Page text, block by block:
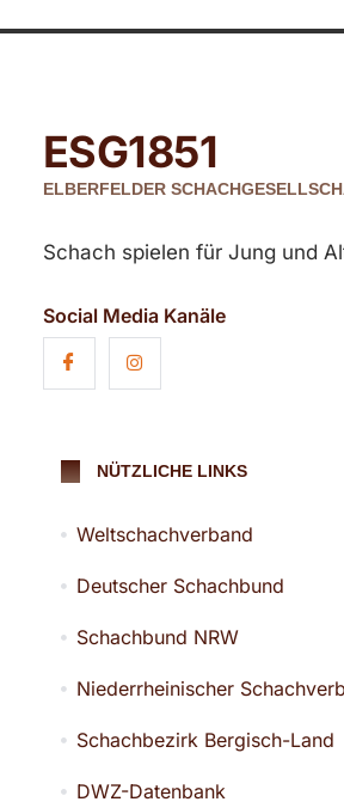
ESG1851
ELBERFELDER
Schach spielen für Jung und
Social Media Kanäle
NÜTZLICHE LINKS
Weltschachverband
Deutscher Schachbund
Schachbund NRW
Niederrheinischer
Schachbezirk Bergisch-Land
DWZ-Datenbank